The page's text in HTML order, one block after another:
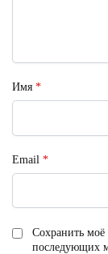
Имя *
Email *
Сохранить моё
последующих